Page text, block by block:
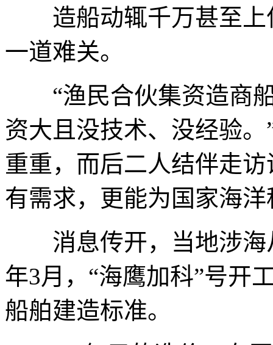
造船动辄千万甚至上
一道难关。
“渔民合伙集资造商船
资大且没技术、没经验
重重，而后二人结伴走
有需求，更能为国家海
消息传开，当地涉海
年3月，“海鹰加科”号开
船舶建造标准。